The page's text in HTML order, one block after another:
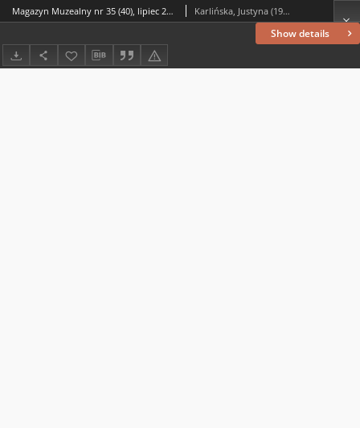
Show details
Magazyn Muzealny nr 35 (40), lipiec 2024 : dodatek do „Wiadomości Lubińskich” Karlińska, Justyna (1976– ) (red.)